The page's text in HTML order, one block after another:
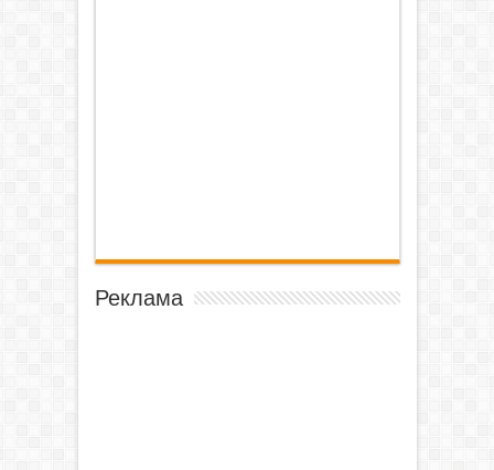
Реклама